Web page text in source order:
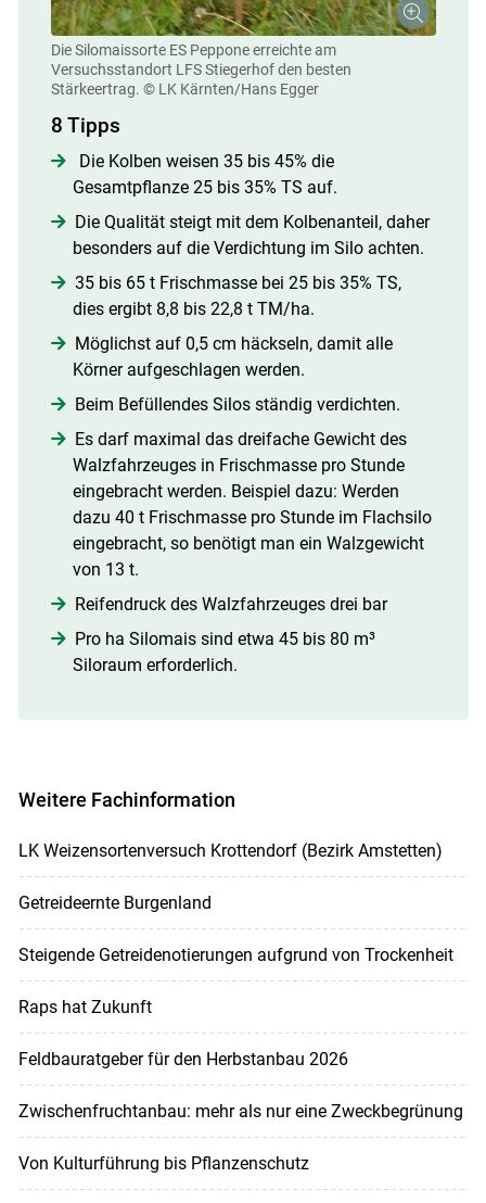
Die Silomaissorte ES Peppone erreichte am
Versuchsstandort LFS Stiegerhof den besten
Stärkeertrag. © LK Kärnten/Hans Egger
8 Tipps
Die Kolben weisen 35 bis 45% die
Gesamtpflanze 25 bis 35% TS auf.
Die Qualität steigt mit dem Kolbenanteil, daher
besonders auf die Verdichtung im Silo achten.
35 bis 65 t Frischmasse bei 25 bis 35% TS,
dies ergibt 8,8 bis 22,8 t TM/ha.
Möglichst auf 0,5 cm häckseln, damit alle
Körner aufgeschlagen werden.
Beim Befüllendes Silos ständig verdichten.
Es darf maximal das dreifache Gewicht des
Walzfahrzeuges in Frischmasse pro Stunde
eingebracht werden. Beispiel dazu: Werden
dazu 40 t Frischmasse pro Stunde im Flachsilo
eingebracht, so benötigt man ein Walzgewicht
von 13 t.
Reifendruck des Walzfahrzeuges drei bar
Pro ha Silomais sind etwa 45 bis 80 m³
Siloraum erforderlich.
Weitere Fachinformation
LK Weizensortenversuch Krottendorf (Bezirk Amstetten)
Getreideernte Burgenland
Steigende Getreidenotierungen aufgrund von Trockenheit
Raps hat Zukunft
Feldbauratgeber für den Herbstanbau 2026
Zwischenfruchtanbau: mehr als nur eine Zweckbegrünung
Von Kulturführung bis Pflanzenschutz